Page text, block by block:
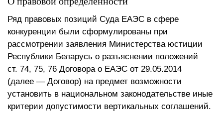
Ряд правовых позиций Суда ЕАЭС в сфере
конкуренции были сформулированы при
рассмотрении заявления Министерства юстиции
Республики Беларусь о разъяснении положений
ст. 74, 75, 76 Договора о ЕАЭС от 29.05.2014
(далее — Договор) на предмет возможности
установить в национальном законодательстве иные
критерии допустимости вертикальных соглашений.